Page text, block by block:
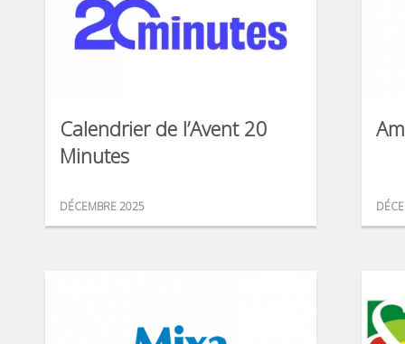
Calendrier de l’Avent 20
Minutes
DÉCEMBRE 2025